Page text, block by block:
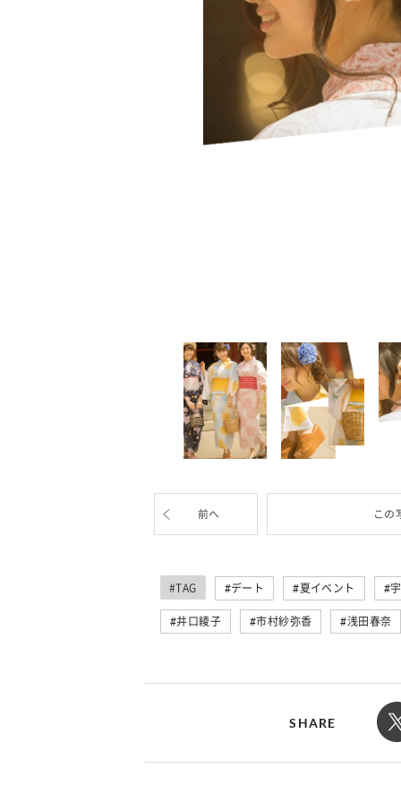
前へ この
#TAG デート 夏イベント
井口綾子 市村紗弥香 浅田春奈
SHARE